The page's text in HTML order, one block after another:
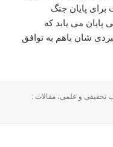
پایان جنگ
پایان می یابد که
شان باهم به توافق
تحقیقی و علمی،مقالات :